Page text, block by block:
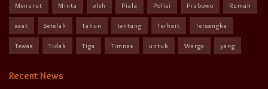
Menurut Minta oleh Piala Polisi Prabowo Rumah
saat Setelah Tahun tentang Terkait Tersangka
Tewas Tidak Tiga Timnas untuk Warga yang
Recent News